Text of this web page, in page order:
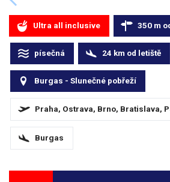
Ultra all inclusive 350 m
písečná 24 km od letiště
Burgas - Slunečné pobřeží
Praha, Ostrava, Brno, Bratislava,
Burgas